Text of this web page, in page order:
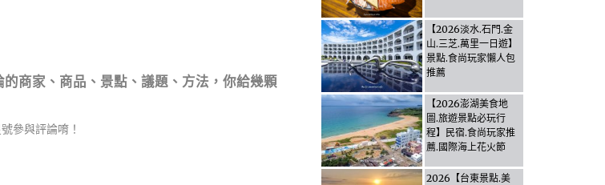
的商家、商品、景點、議題、方法，你給幾顆
參與評論唷！
【2026淡水.石門.金
山.三芝.萬里一日遊】
景點.食尚玩家懶人包
推薦
【2026澎湖美食地
圖.旅遊景點必玩行
程】民宿.食尚玩家推
薦.國際海上花火節
2026【台東景點.美